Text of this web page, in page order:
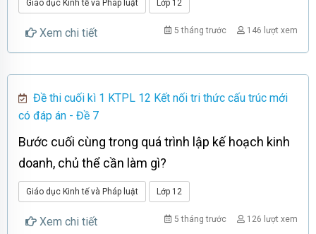
Giáo dục Kinh tế và Pháp luật Lớp 12
Xem chi tiết 146 lượt xem
5 tháng trước
Đề thi cuối kì 1 KTPL 12 Kết nối tri thức cấu trúc mới
có đáp án - Đề 7
Bước cuối cùng trong quá trình lập kế hoạch kinh
doanh, chủ thể cần làm gì?
Giáo dục Kinh tế và Pháp luật Lớp 12
Xem chi tiết 126 lượt xem
5 tháng trước